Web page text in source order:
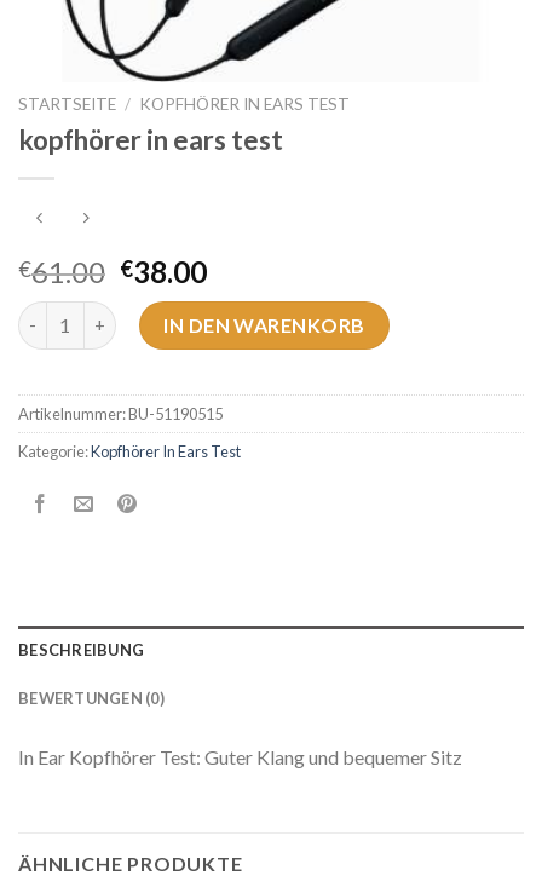
STARTSEITE / KOPFHÖRER IN EARS TEST
kopfhörer in ears test
€61.00 €38.00
kopfhörer in ears test MengeIN DEN WARENKORB
Artikelnummer:BU-51190515
Kategorie:Kopfhörer In Ears Test
BESCHREIBUNG
BEWERTUNGEN (0)
In Ear Kopfhörer Test: Guter Klang und bequemer Sitz
ÄHNLICHE PRODUKTE